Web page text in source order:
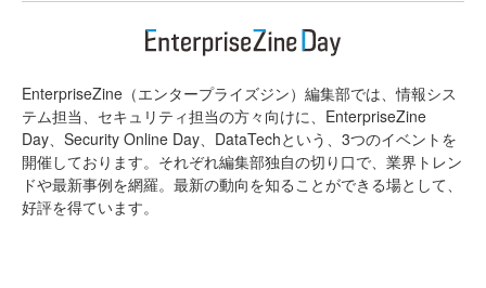
EnterpriseZine（エンタープライズジン）編集部では、情報シス
テム担当、セキュリティ担当の方々向けに、EnterpriseZine
Day、Security Online Day、DataTechという、3つのイベントを
開催しております。それぞれ編集部独自の切り口で、業界トレン
ドや最新事例を網羅。最新の動向を知ることができる場として、
好評を得ています。